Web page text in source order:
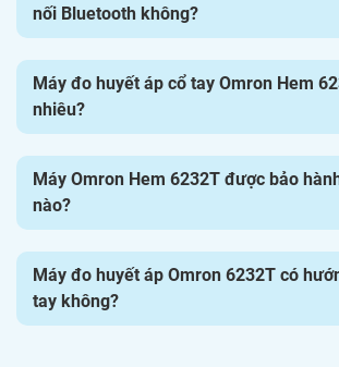
Hệ thống nhà thuốc Pharmart.vn
y tế chính hãng hàng đầu tại Việt Nam.
Omron Hem 6232T có sẵn và được phân
bởi Pharmart.vn. Sản phẩm có tem kiểm
chính hãng, công khai đầy đủ các điều
mua hàng và đổi trả minh bạch để khách
thông tin.
Mọi thông tin thắc mắc về sản phẩm, quý
liên hệ tới hotline
nối Bluetooth không?
Máy đo huyết áp cổ tay Omron Hem
nhiêu?
Máy Omron Hem 6232T được bảo
nào?
Máy đo huyết áp Omron 6232T có
tay không?